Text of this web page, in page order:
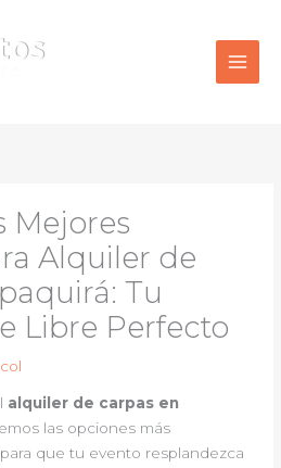
Mejores
Alquiler de
Tu
Libre Perfecto
alquiler de carpas en
las opciones más
que tu evento resplandezca